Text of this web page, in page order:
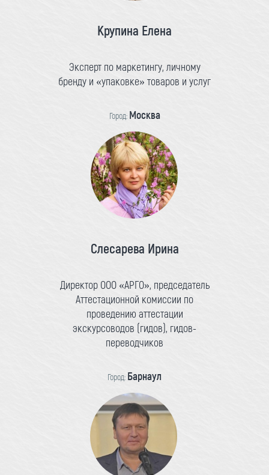
Крупина Елена
Эксперт по маркетингу, личному
бренду и «упаковке» товаров и услуг
Город: Москва
Слесарева Ирина
Директор ООО «АРГО», председатель
Аттестационной комиссии по
проведению аттестации
экскурсоводов (гидов), гидов-
переводчиков
Город: Барнаул